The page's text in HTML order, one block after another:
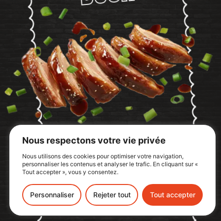
Nous respectons votre vie privée
Nous utilisons des cookies pour optimiser votre navigation,
personnaliser les contenus et analyser le trafic. En cliquant sur «
Tout accepter », vous y consentez.
Personnaliser Rejeter tout Tout accepter